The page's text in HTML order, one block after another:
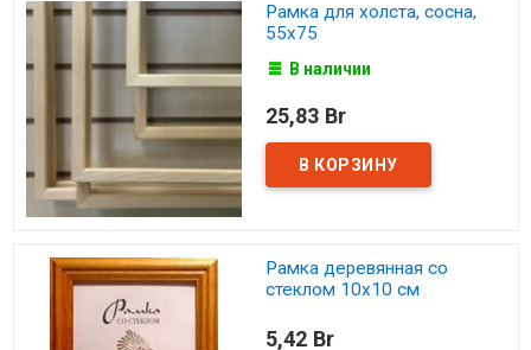
Рамка для холста, сосна,
55х75
В наличии
25,83 Br
Рамка деревянная со
стеклом 10х10 см
5,42 Br